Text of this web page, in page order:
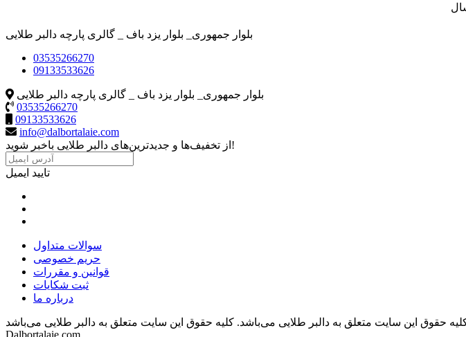
بلوار جمهوری_ بلوار یزد باف _ گالری پارچه دالبر طلایی
03535266270
09133533626
بلوار جمهوری_ بلوار یزد باف _ گالری پارچه دالبر طلایی
03535266270
09133533626
info@dalbortalaie.com
از تخفیف‌ها و جدیدترین‌های دالبر طلایی باخبر شوید!
تایید ایمیل
سوالات متداول
حریم خصوصی
قوانین و مقررات
ثبت شکایات
درباره ما
حقوق اين سايت متعلق به دالبر طلایی می‌باشد.
Dalbortalaie.com